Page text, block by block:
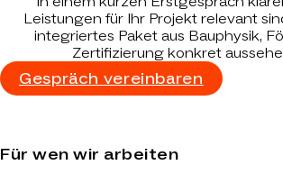
Leistungen für Ihr Projekt relevant
integriertes Paket aus Bauphysik,
Zertifizierung konkret
Gespräch vereinbaren
Für wen wir arbeiten